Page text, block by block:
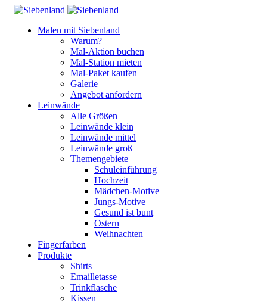
Malen mit Siebenland
Warum?
Mal-Aktion buchen
Mal-Station mieten
Mal-Paket kaufen
Galerie
Angebot anfordern
Leinwände
Alle Größen
Leinwände klein
Leinwände mittel
Leinwände groß
Themengebiete
Schuleinführung
Hochzeit
Mädchen-Motive
Jungs-Motive
Gesund ist bunt
Ostern
Weihnachten
Fingerfarben
Produkte
Shirts
Emailletasse
Trinkflasche
Kissen